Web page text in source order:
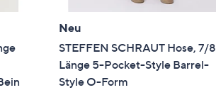
Neu
STEFFEN SCHRAUT Hose, 7/8
Länge 5-Pocket-Style Barrel-
Style O-Form